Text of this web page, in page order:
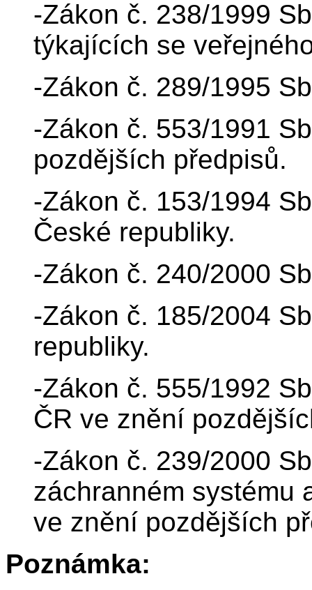
-Zákon č. 238/1999
týkajících se
-Zákon č. 289/1995
-Zákon č. 553/1991
pozdějších předpisů.
-Zákon č. 153/1994
České republiky.
-Zákon č. 240/2000
-Zákon č. 185/2004
republiky.
-Zákon č. 555/1992
ČR ve znění
-Zákon č. 239/2000
záchranném systému
ve znění pozdějších
Poznámka: